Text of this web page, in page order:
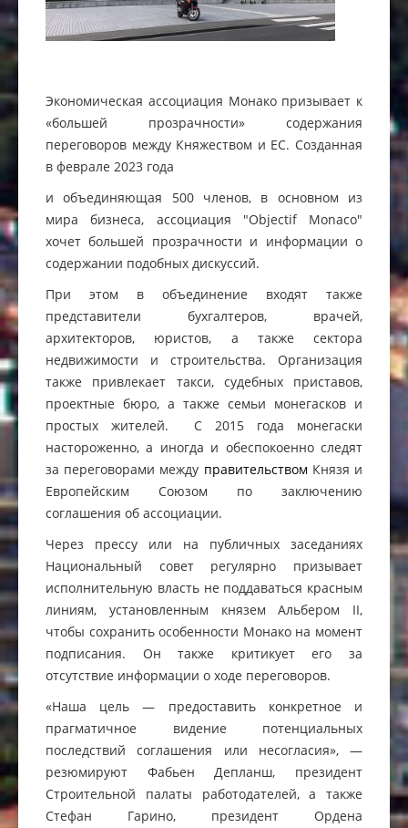
Экономическая ассоциация Монако призывает к
«большей прозрачности» содержания
переговоров между Княжеством и ЕС. Созданная
в феврале 2023 года
и объединяющая 500 членов, в основном из
мира бизнеса, ассоциация "Objectif Monaco"
хочет большей прозрачности и информации о
содержании подобных дискуссий.
При этом в объединение входят также
представители бухгалтеров, врачей,
архитекторов, юристов, а также сектора
недвижимости и строительства. Организация
также привлекает такси, судебных приставов,
проектные бюро, а также семьи монегасков и
простых жителей. С 2015 года монегаски
настороженно, а иногда и обеспокоенно следят
за переговорами между правительством Князя и
Европейским Союзом по заключению
соглашения об ассоциации.
Через прессу или на публичных заседаниях
Национальный совет регулярно призывает
исполнительную власть не поддаваться красным
линиям, установленным князем Альбером II,
чтобы сохранить особенности Монако на момент
подписания. Он также критикует его за
отсутствие информации о ходе переговоров.
«Наша цель — предоставить конкретное и
прагматичное видение потенциальных
последствий соглашения или несогласия», —
резюмируют Фабьен Депланш, президент
Строительной палаты работодателей, а также
Стефан Гарино, президент Ордена